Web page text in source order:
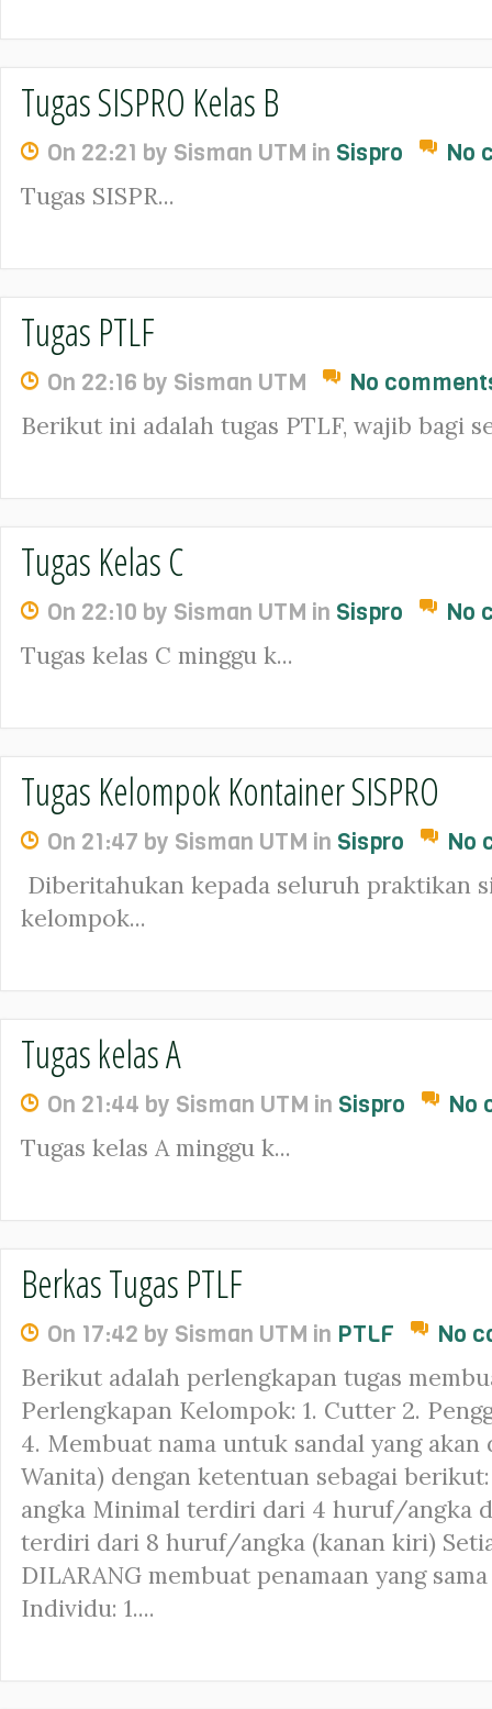
Tugas SISPRO Kelas B
On 22:21 by Sisman UTM in Sispro No
Tugas SISPR...
Tugas PTLF
On 22:16 by Sisman UTM No
Berikut ini adalah tugas PTLF, wajib bagi
Tugas Kelas C
On 22:10 by Sisman UTM in Sispro No
Tugas kelas C minggu k...
Tugas Kelompok Kontainer SISPRO
On 21:47 by Sisman UTM in Sispro No
Diberitahukan kepada seluruh praktikan
kelompok...
Tugas kelas A
On 21:44 by Sisman UTM in Sispro No
Tugas kelas A minggu k...
Berkas Tugas PTLF
On 17:42 by Sisman UTM in PTLF No
Berikut adalah perlengkapan tugas
Perlengkapan Kelompok: 1. Cutter 2.
4. Membuat nama untuk sandal yang akan
Wanita) dengan ketentuan sebagai
angka Minimal terdiri dari 4 huruf/angka
terdiri dari 8 huruf/angka (kanan kiri)
DILARANG membuat penamaan yang
Individu: 1....